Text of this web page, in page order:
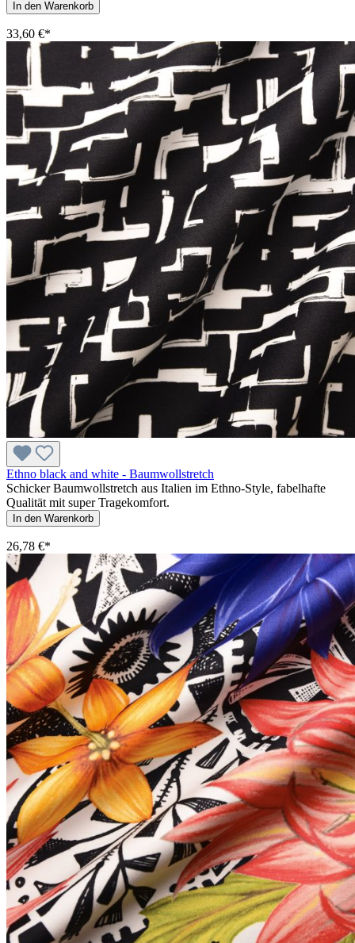
In den Warenkorb
33,60 €*
Ethno black and white - Baumwollstretch
Schicker Baumwollstretch aus Italien im Ethno-Style, fabelhafte
Qualität mit super Tragekomfort.
In den Warenkorb
26,78 €*